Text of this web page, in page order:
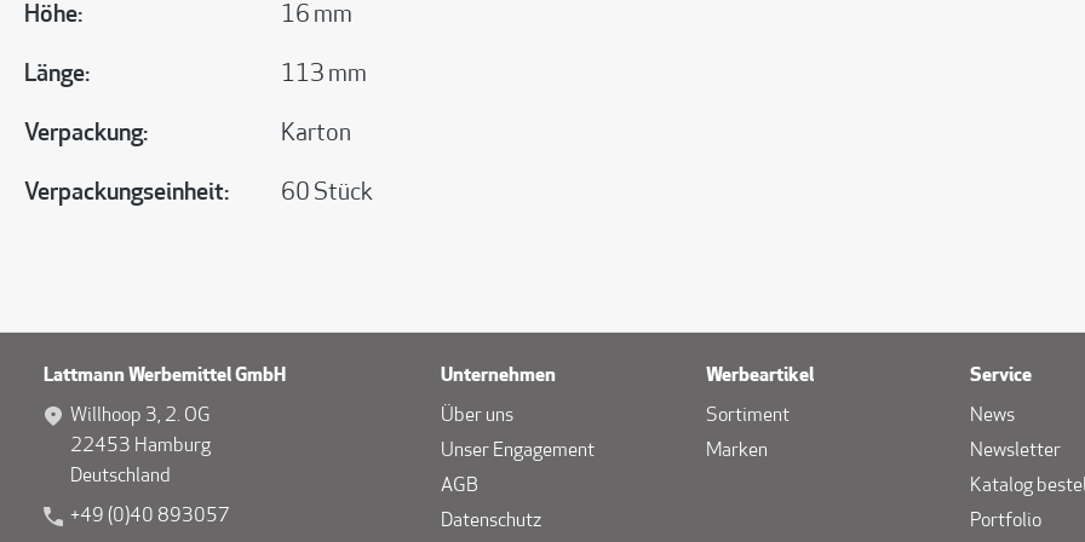
Höhe: 16 mm
Länge: 113 mm
Verpackung: Karton
Verpackungseinheit: 60 Stück
Lattmann Werbemittel GmbH
Willhoop 3, 2. OG
22453 Hamburg
Deutschland
+49 (0)40 893057
Unternehmen
Über uns
Unser Engagement
AGB
Datenschutz
Werbeartikel
Sortiment
Marken
Service
News
Newsletter
Katalog
Portfolio